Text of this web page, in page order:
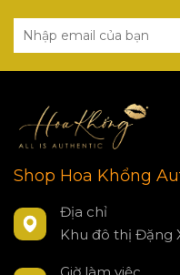
Shop Hoa Khổng
Địa chỉ
Khu đô thị Đặng